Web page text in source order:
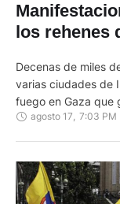
los rehenes
Decenas de miles
varias ciudades de
fuego en Gaza que
reclamo rechazado
agosto 17 7:03 PM